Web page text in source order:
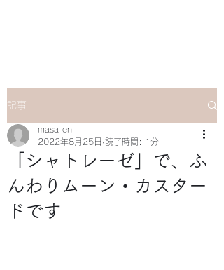
記事
「シャトレーゼ」で、ふ
んわりムーン・カスター
ドです
masa-en
2022年8月25日 読了時間: 1分